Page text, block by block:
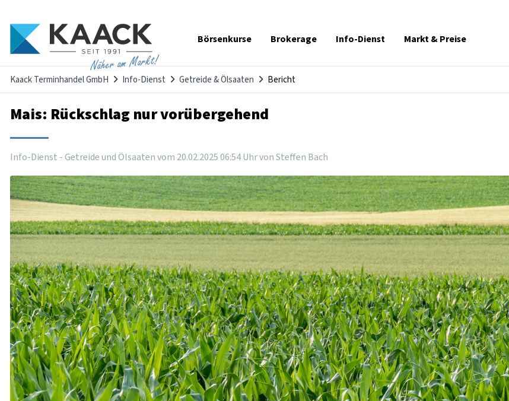
Näher am Markt!
Navigation
Börsenkurse Brokerage Info-Dienst Markt & Preise
Kaack Terminhandel GmbH Info-Dienst Getreide & Ölsaaten Bericht
Mais: Rückschlag nur vorübergehend
Info-Dienst - Getreide und Ölsaaten vom 20.02.202506:54Uhrvon Steffen Bach